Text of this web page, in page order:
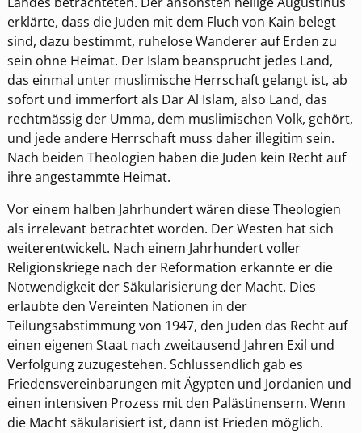
erklärte, dass die Juden mit dem Fluch von Kain belegt
sind, dazu bestimmt, ruhelose Wanderer auf Erden zu
sein ohne Heimat. Der Islam beansprucht jedes Land,
das einmal unter muslimische Herrschaft gelangt ist, ab
sofort und immerfort als Dar Al Islam, also Land, das
rechtmässig der Umma, dem muslimischen Volk, gehört,
und jede andere Herrschaft muss daher illegitim sein.
Nach beiden Theologien haben die Juden kein Recht auf
ihre angestammte Heimat.
Vor einem halben Jahrhundert wären diese Theologien
als irrelevant betrachtet worden. Der Westen hat sich
weiterentwickelt. Nach einem Jahrhundert voller
Religionskriege nach der Reformation erkannte er die
Notwendigkeit der Säkularisierung der Macht. Dies
erlaubte den Vereinten Nationen in der
Teilungsabstimmung von 1947, den Juden das Recht auf
einen eigenen Staat nach zweitausend Jahren Exil und
Verfolgung zuzugestehen. Schlussendlich gab es
Friedensvereinbarungen mit Ägypten und Jordanien und
einen intensiven Prozess mit den Palästinensern. Wenn
die Macht säkularisiert ist, dann ist Frieden möglich.